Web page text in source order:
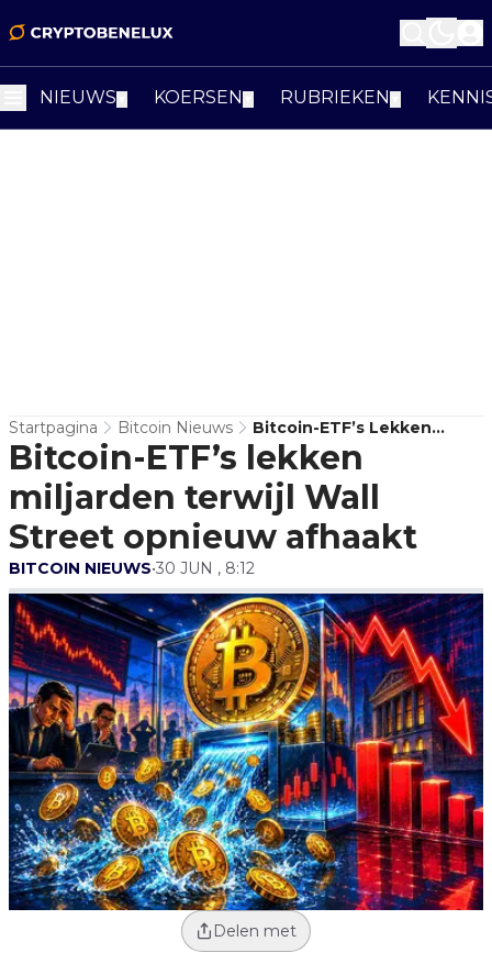
NIEUWS KOERSEN RUBRIEKEN
Startpagina Bitcoin Nieuws
Bitcoin-ETF’s Lekken
Miljarden Terwijl Wall
Street Opnieuw Afhaakt
Bitcoin-ETF’s lekken
miljarden terwijl Wall
Street opnieuw afhaakt
BITCOIN NIEUWS•30 JUN , 8:12
Delen met